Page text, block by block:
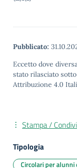
Pubblicato:
Eccetto dove
stato rilasciato
Attribuzione 4.0
Stampa /
Tipologia
Circolari per alunni